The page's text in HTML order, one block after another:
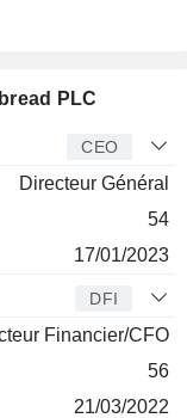
PLC
CEO
Directeur Général
54
17/01/2023
DFI
Financier/CFO
56
21/03/2022